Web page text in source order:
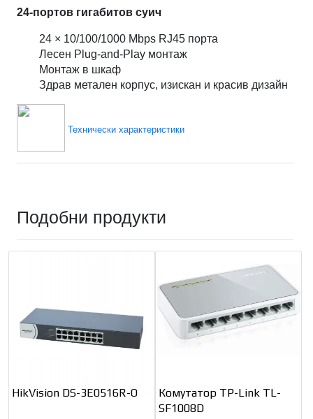
24-портов гигабитов суич
24 × 10/100/1000 Mbps RJ45 порта
Лесен Plug-and-Play монтаж
Монтаж в шкаф
Здрав метален корпус, изискан и красив дизайн
Технически характеристики
Подобни продукти
HikVision DS-3E0516R-O
Комутатор TP-Link TL-
SF1008D